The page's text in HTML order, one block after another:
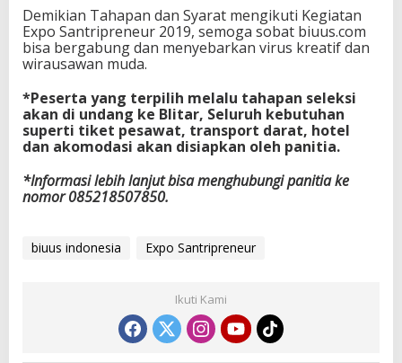
Demikian Tahapan dan Syarat mengikuti Kegiatan
Expo Santripreneur 2019, semoga sobat biuus.com
bisa bergabung dan menyebarkan virus kreatif dan
wirausawan muda.
*Peserta yang terpilih melalu tahapan seleksi
akan di undang ke Blitar, Seluruh kebutuhan
superti tiket pesawat, transport darat, hotel
dan akomodasi akan disiapkan oleh panitia.
*Informasi lebih lanjut bisa menghubungi panitia ke
nomor 085218507850.
biuus indonesia Expo Santripreneur
Ikuti Kami